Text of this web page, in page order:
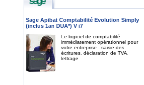
Sage Apibat Comptabilité Evolution Simply
(inclus 1an DUA*) V i7
Le logiciel de comptabilité
immédiatement opérationnel pour
votre entreprise : saisie des
écritures, déclaration de TVA,
lettrage